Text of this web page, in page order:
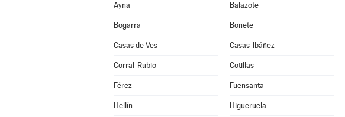
Ayna Balazote
Bogarra Bonete
Casas de Ves Casas-Ibáñez
Corral-Rubio Cotillas
Férez Fuensanta
Hellín Higueruela